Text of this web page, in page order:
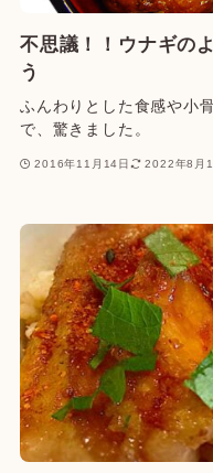
不思議！！ウナギの
う
ふんわりとした食感や小
で、驚きました。
2016年11月14日 2022年8月